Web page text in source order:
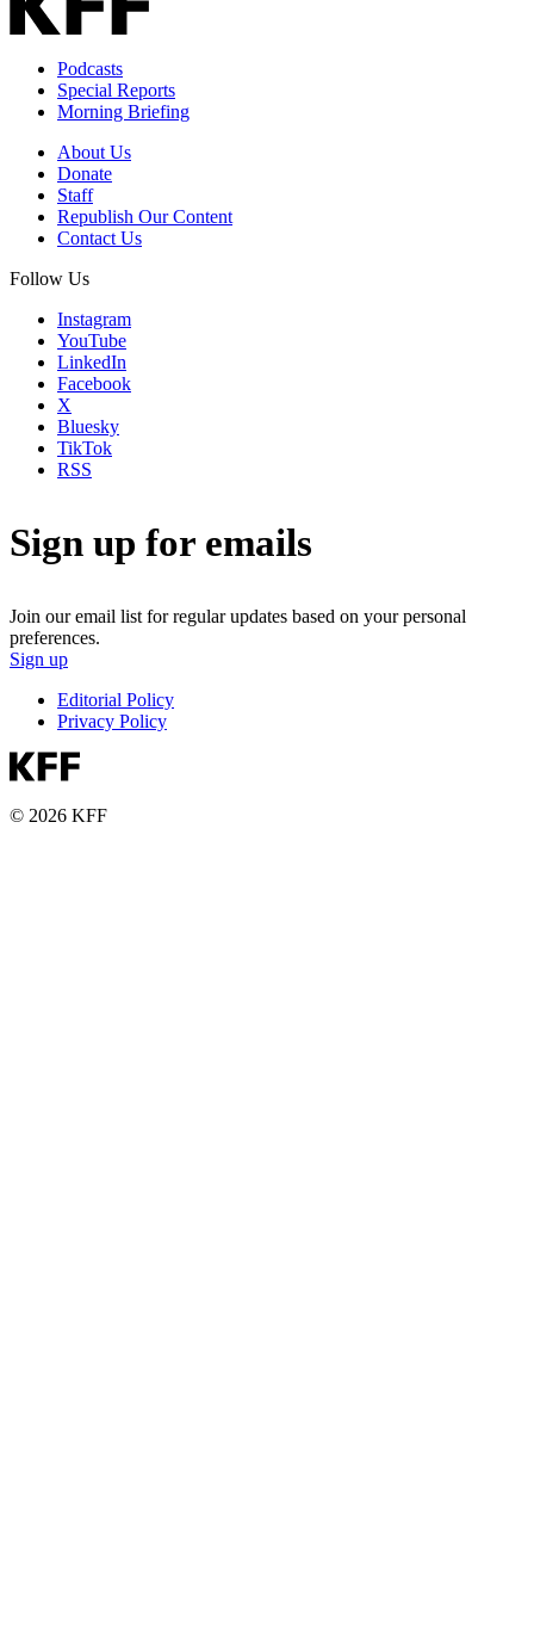
Podcasts
Special Reports
Morning Briefing
About Us
Donate
Staff
Republish Our Content
Contact Us
Follow Us
Instagram
YouTube
LinkedIn
Facebook
X
Bluesky
TikTok
RSS
Sign up for emails
Join our email list for regular updates based on your personal
preferences.
Sign up
Editorial Policy
Privacy Policy
© 2026 KFF